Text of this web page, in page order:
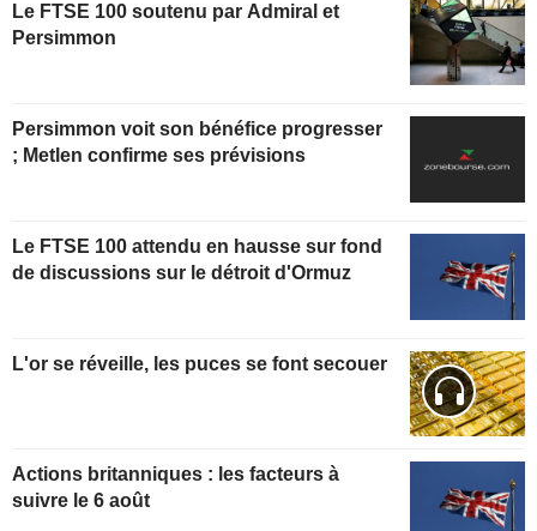
Le FTSE 100 soutenu par Admiral et
Persimmon
Persimmon voit son bénéfice progresser
; Metlen confirme ses prévisions
Le FTSE 100 attendu en hausse sur fond
de discussions sur le détroit d'Ormuz
L'or se réveille, les puces se font secouer
Actions britanniques : les facteurs à
suivre le 6 août